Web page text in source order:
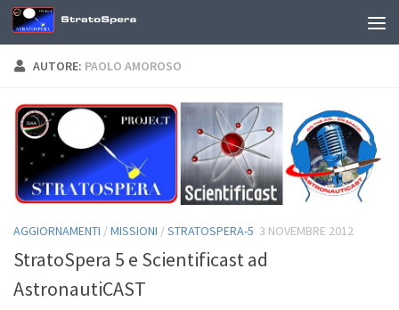
Sotto il contenuto
AUTORE: PAOLO AMOROSO
AGGIORNAMENTI /MISSIONI /STRATOSPERA-5 3 NOVEMBRE 2012
StratoSpera 5 e Scientificast ad
AstronautiCAST